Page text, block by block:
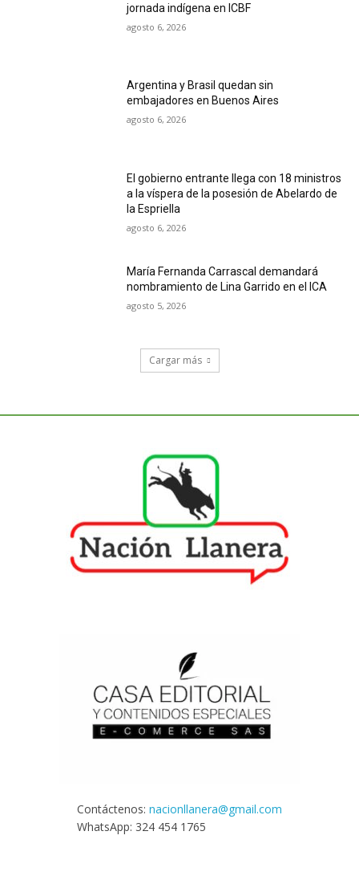
jornada indígena en ICBF
agosto 6, 2026
Argentina y Brasil quedan sin
embajadores en Buenos Aires
agosto 6, 2026
El gobierno entrante llega con 18 ministros
a la víspera de la posesión de Abelardo de
la Espriella
agosto 6, 2026
María Fernanda Carrascal demandará
nombramiento de Lina Garrido en el ICA
agosto 5, 2026
Cargar más
Contáctenos: nacionllanera@gmail.com
WhatsApp: 324 454 1765